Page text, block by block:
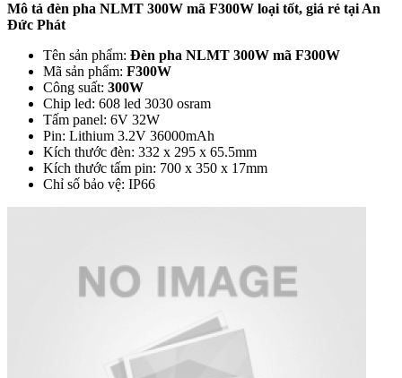
Mô tả đèn pha NLMT 300W mã F300W loại tốt, giá rẻ tại An
Đức Phát
Tên sản phẩm: Đèn pha NLMT 300W mã F300W
Mã sản phẩm: F300W
Công suất: 300W
Chip led: 608 led 3030 osram
Tấm panel: 6V 32W
Pin: Lithium 3.2V 36000mAh
Kích thước đèn: 332 x 295 x 65.5mm
Kích thước tấm pin: 700 x 350 x 17mm
Chỉ số bảo vệ: IP66